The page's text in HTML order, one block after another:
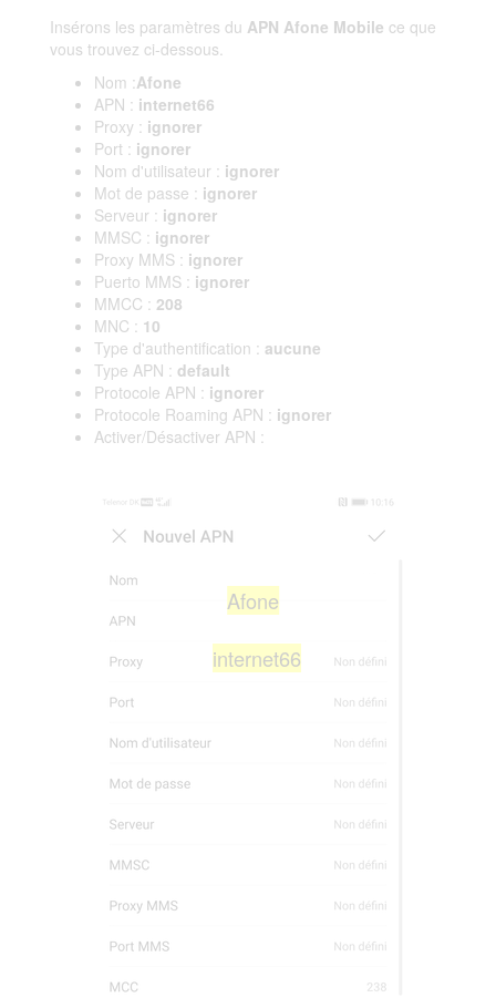
Insérons les paramètres du APN Afone Mobile ce que
vous trouvez ci-dessous.
Nom :Afone
APN : internet66
Proxy : ignorer
Port : ignorer
Nom d'utilisateur : ignorer
Mot de passe : ignorer
Serveur : ignorer
MMSC : ignorer
Proxy MMS : ignorer
Puerto MMS : ignorer
MMCC : 208
MNC : 10
Type d'authentification : aucune
Type APN : default
Protocole APN : ignorer
Protocole Roaming APN : ignorer
Activer/Désactiver APN :
internet66
Afone